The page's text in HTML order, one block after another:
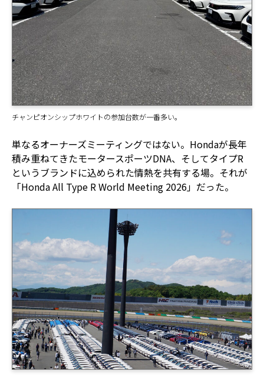
チャンピオンシップホワイトの参加台数が一番多い。
単なるオーナーズミーティングではない。Hondaが長年
積み重ねてきたモータースポーツDNA、そしてタイプR
というブランドに込められた情熱を共有する場。それが
「Honda All Type R World Meeting 2026」だった。